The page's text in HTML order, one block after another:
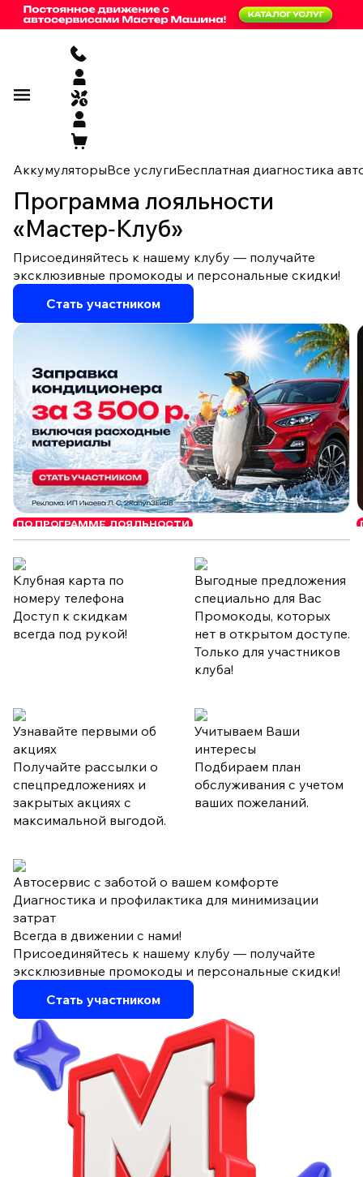
АккумуляторыВсе услугиБесплатная диагностика
Программа лояльности
«Мастер‑Клуб»
Присоединяйтесь к нашему клубу — получайте
эксклюзивные промокоды и персональные скидки!
Стать участником
ПО ПРОГРАММЕ ЛОЯЛЬНОСТИ
Клубная карта по
номеру телефона
Доступ к скидкам
всегда под рукой!
Выгодные предложения
специально для Вас
Промокоды, которых
нет в открытом доступе.
Только для участников
клуба!
Узнавайте первыми об
акциях
Получайте рассылки о
спецпредложениях и
закрытых акциях с
максимальной выгодой.
Учитываем Ваши
интересы
Подбираем план
обслуживания с учетом
ваших пожеланий.
Автосервис с заботой о вашем комфорте
Диагностика и профилактика для минимизации
затрат
Всегда в движении с нами!
Присоединяйтесь к нашему клубу — получайте
эксклюзивные промокоды и персональные скидки!
Стать участником